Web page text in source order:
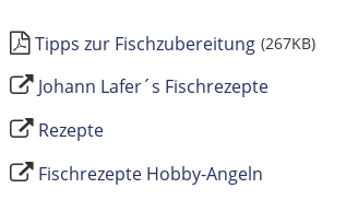
Tipps zur Fischzubereitung (267KB)
Johann Lafer´s Fischrezepte
Rezepte
Fischrezepte Hobby-Angeln